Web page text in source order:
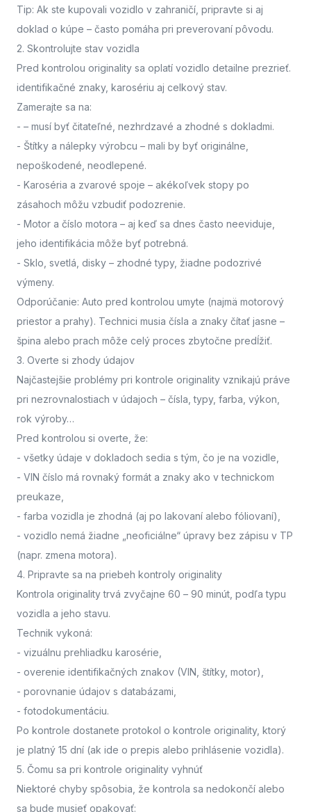
Tip: Ak ste kupovali vozidlo v zahraničí, pripravte si aj
doklad o kúpe – často pomáha pri preverovaní pôvodu.
2. Skontrolujte stav vozidla
Pred kontrolou originality sa oplatí vozidlo detailne prezrieť.
identifikačné znaky, karosériu aj celkový stav.
Zamerajte sa na:
- – musí byť čitateľné, nezhrdzavé a zhodné s dokladmi.
- Štítky a nálepky výrobcu – mali by byť originálne,
nepoškodené, neodlepené.
- Karoséria a zvarové spoje – akékoľvek stopy po
zásahoch môžu vzbudiť podozrenie.
- Motor a číslo motora – aj keď sa dnes často neeviduje,
jeho identifikácia môže byť potrebná.
- Sklo, svetlá, disky – zhodné typy, žiadne podozrivé
výmeny.
Odporúčanie: Auto pred kontrolou umyte (najmä motorový
priestor a prahy). Technici musia čísla a znaky čítať jasne –
špina alebo prach môže celý proces zbytočne predĺžiť.
3. Overte si zhody údajov
Najčastejšie problémy pri kontrole originality vznikajú práve
pri nezrovnalostiach v údajoch – čísla, typy, farba, výkon,
rok výroby…
Pred kontrolou si overte, že:
- všetky údaje v dokladoch sedia s tým, čo je na vozidle,
- VIN číslo má rovnaký formát a znaky ako v technickom
preukaze,
- farba vozidla je zhodná (aj po lakovaní alebo fóliovaní),
- vozidlo nemá žiadne „neoficiálne“ úpravy bez zápisu v TP
(napr. zmena motora).
4. Pripravte sa na priebeh kontroly originality
Kontrola originality trvá zvyčajne 60 – 90 minút , podľa typu
vozidla a jeho stavu.
Technik vykoná:
- vizuálnu prehliadku karosérie,
- overenie identifikačných znakov (VIN, štítky, motor),
- porovnanie údajov s databázami,
- fotodokumentáciu.
Po kontrole dostanete protokol o kontrole originality, ktorý
je platný 15 dní (ak ide o prepis alebo prihlásenie vozidla).
5. Čomu sa pri kontrole originality vyhnúť
Niektoré chyby spôsobia, že kontrola sa nedokončí alebo
sa bude musieť opakovať: